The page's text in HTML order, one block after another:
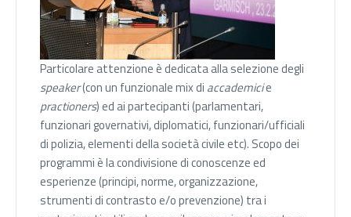
Particolare attenzione è dedicata alla selezione degli
speaker(con un funzionale mix di accademicie
practioners) ed ai partecipanti (parlamentari,
funzionari governativi, diplomatici, funzionari/ufficiali
di polizia, elementi della società civile etc). Scopo dei
programmi è la condivisione di conoscenze ed
esperienze (principi, norme, organizzazione,
strumenti di contrasto e/o prevenzione) tra i